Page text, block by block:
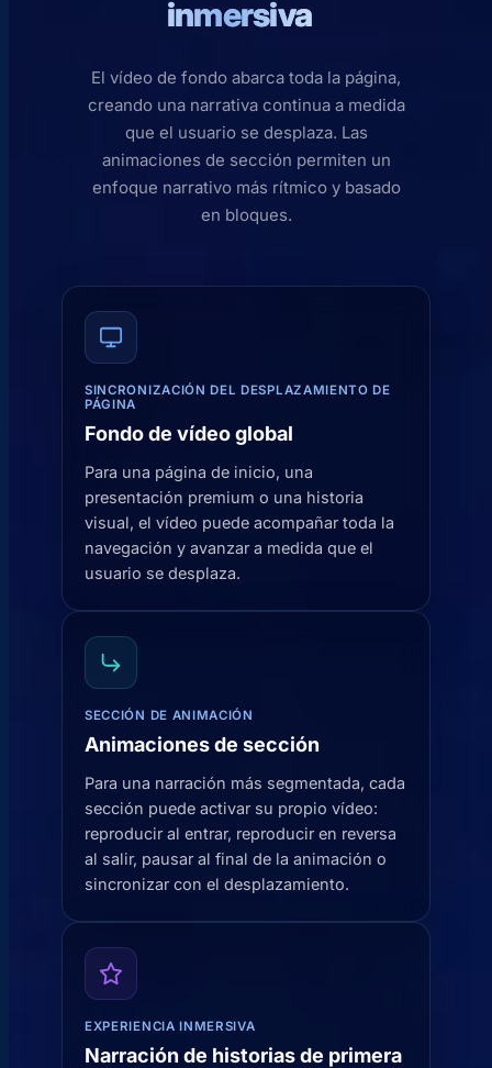
inmersiva
El vídeo de fondo abarca toda la página,
creando una narrativa continua a medida
que el usuario se desplaza. Las
animaciones de sección permiten un
enfoque narrativo más rítmico y basado
en bloques.
SINCRONIZACIÓN DEL DESPLAZAMIENTO DE
PÁGINA
Fondo de vídeo global
Para una página de inicio, una
presentación premium o una historia
visual, el vídeo puede acompañar toda la
navegación y avanzar a medida que el
usuario se desplaza.
SECCIÓN DE ANIMACIÓN
Animaciones de sección
Para una narración más segmentada, cada
sección puede activar su propio vídeo:
reproducir al entrar, reproducir en reversa
al salir, pausar al final de la animación o
sincronizar con el desplazamiento.
EXPERIENCIA INMERSIVA
Narración de historias de primera